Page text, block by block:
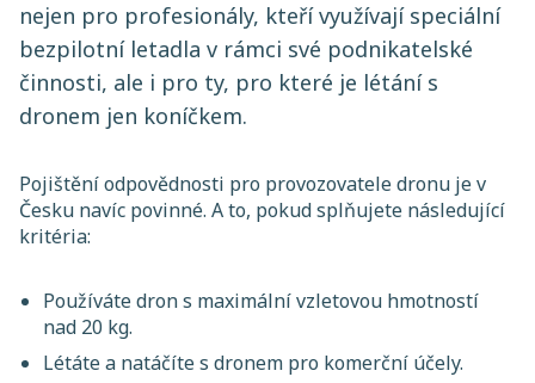
nejen pro profesionály, kteří využívají speciální
bezpilotní letadla v rámci své podnikatelské
činnosti, ale i pro ty, pro které je létání s
dronem jen koníčkem.
Pojištění odpovědnosti pro provozovatele dronu je v
Česku navíc povinné. A to, pokud splňujete následující
kritéria:
Používáte dron s maximální vzletovou hmotností
nad 20 kg.
Létáte a natáčíte s dronem pro komerční účely.